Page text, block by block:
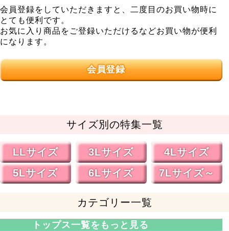
会員登録をしていただきますと、二度目のお買い物時に
とても便利です。
お気に入り商品をご登録いただけるなどお買い物が便利
になります。
会員登録
サイズ別の特集一覧
LLサイズ 3Lサイズ
4Lサイズ
5Lサイズ
6Lサイズ 7Lサイズ～
カテゴリー一覧
トップス一覧をもっと見る